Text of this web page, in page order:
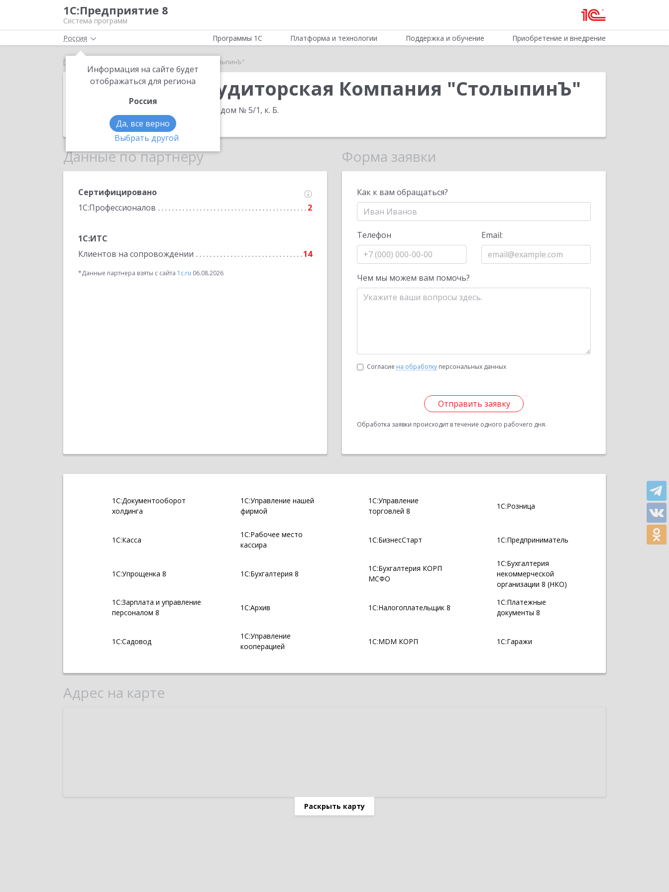
1С:Предприятие 8
Система программ
Россия
Информация на сайте будет
отображаться для региона
Россия
Да, все верно
Выбрать другой
Программы 1С Платформа и технологии Поддержка и обучение Приобретение и внедрение
Главная Московская Аудиторская Компания "СтолыпинЪ"
Московская Аудиторская Компания "СтолыпинЪ"
111395, Москва г, Юности ул, дом № 5/1, к. Б.
Телефон: +7 (495) 136-7575
Данные по партнеру
Сертифицировано
1С:Профессионалов
2
1С:ИТС
Клиентов на сопровождении
14
*Данные партнера взяты с сайта 1c.ru 06.08.2026
Форма заявки
Как к вам обращаться?
Телефон Email:
Чем мы можем вам помочь?
Согласие на обработку персональных данных
Отправить заявку
Обработка заявки происходит в течение одного рабочего дня.
1С:Документооборот
холдинга
1С:Управление нашей
фирмой
1С:Управление
торговлей 8
1С:Розница
1С:Касса
1С:Рабочее место
кассира
1С:БизнесСтарт 1С:Предприниматель
1С:Упрощенка 8 1С:Бухгалтерия 8
1С:Бухгалтерия КОРП
МСФО
1С:Бухгалтерия
некоммерческой
организации 8 (НКО)
1С:Зарплата и управление
персоналом 8
1С:Архив 1С:Налогоплательщик 8
1С:Платежные
документы 8
1С:Садовод
1С:Управление
кооперацией
1С:MDM КОРП 1С:Гаражи
Адрес на карте
Раскрыть карту